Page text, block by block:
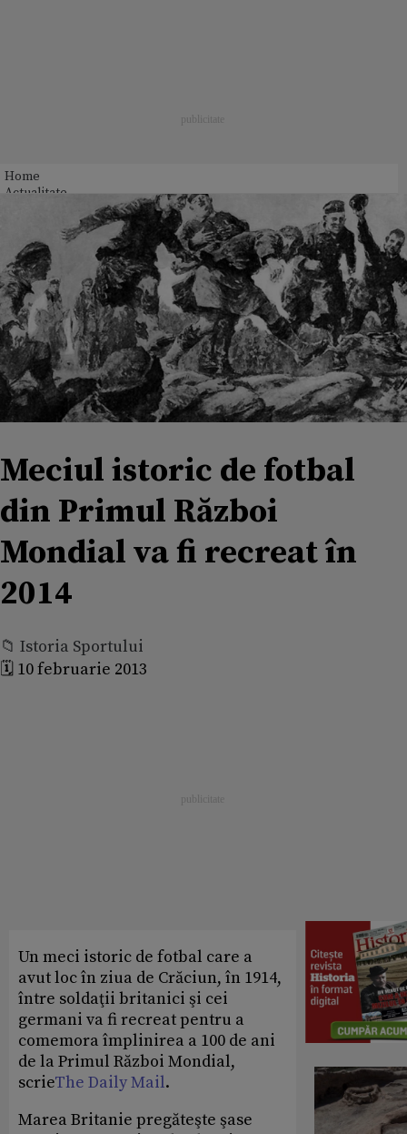
Home
Actualitate
Meciul istoric de fotbal
din Primul Război
Mondial va fi recreat în
2014
📁 Istoria Sportului
🗓️ 10 februarie 2013
Un meci istoric de fotbal care a
avut loc în ziua de Crăciun, în 1914,
între soldaţii britanici şi cei
germani va fi recreat pentru a
comemora împlinirea a 100 de ani
de la Primul Război Mondial,
scrieThe Daily Mail.
Marea Britanie pregăteşte şase